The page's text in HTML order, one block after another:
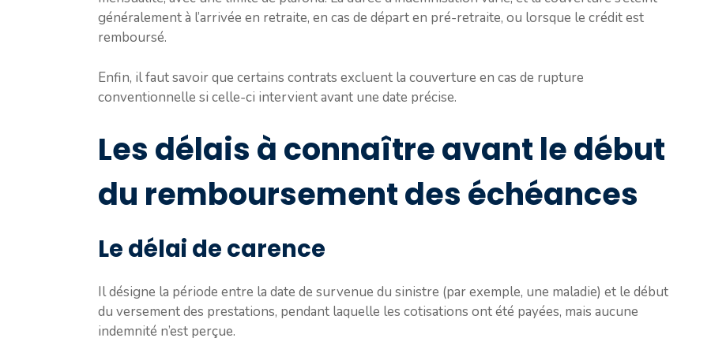
généralement à l’arrivée en retraite, en cas de départ en pré-retraite, ou lorsque le crédit est
remboursé.
Enfin, il faut savoir que certains contrats excluent la couverture en cas de rupture
conventionnelle si celle-ci intervient avant une date précise.
Les délais à connaître avant le début
du remboursement des échéances
Le délai de carence
Il désigne la période entre la date de survenue du sinistre (par exemple, une maladie) et le début
du versement des prestations, pendant laquelle les cotisations ont été payées, mais aucune
indemnité n’est perçue.